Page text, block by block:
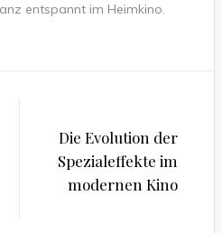
entspannt im Heimkino.
Die Evolution der
Spezialeffekte im
modernen Kino